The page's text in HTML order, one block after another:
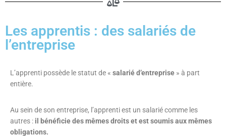
Les apprentis : des salariés de
l’entreprise
L’apprenti possède le statut de « salarié d’entreprise » à part
entière.
Au sein de son entreprise, l’apprenti est un salarié comme les
autres : il bénéficie des mêmes droits et est soumis aux mêmes
obligations.